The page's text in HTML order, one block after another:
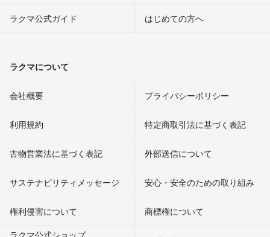
ラクマ公式ガイド はじめての方へ
ラクマについて
会社概要 プライバシーポリシー
利用規約 特定商取引法に基づく表記
古物営業法に基づく表記 外部送信について
サステナビリティメッセージ 安心・安全のための取り組み
権利侵害について
商標権について
ラクマ公式ショップ